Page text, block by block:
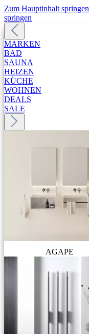
Zum Hauptinhalt springen
springen
MARKEN
BAD
SAUNA
HEIZEN
KÜCHE
WOHNEN
DEALS
SALE
AGAPE